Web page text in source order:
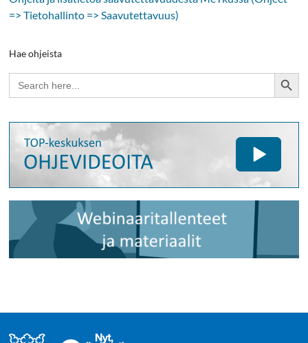
=> Tietohallinto => Saavutettavuus)
Hae ohjeista
Search
for:
Search Button